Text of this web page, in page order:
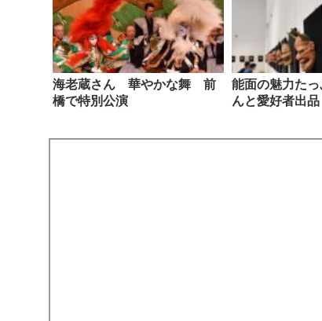
海老蔵さん 華やかな舞 前
橋で特別公演
能面の魅力た
んと愛好者出